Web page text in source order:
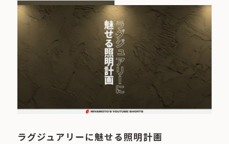
ラグジュアリーに魅せる照明計画